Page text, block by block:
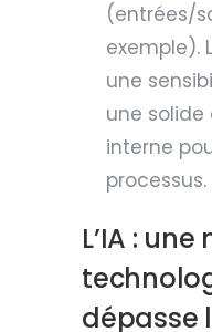
(entrées/
exemple).
une
une
interne
processus.
L’IA :
dépasse